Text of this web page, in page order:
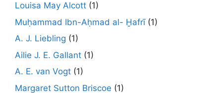
Louisa May Alcott (1)
Muḥammad Ibn-Aḥmad al- Ḫafrī(1)
A. J. Liebling (1)
Ailie J. E. Gallant (1)
A. E. van Vogt (1)
Margaret Sutton Briscoe (1)